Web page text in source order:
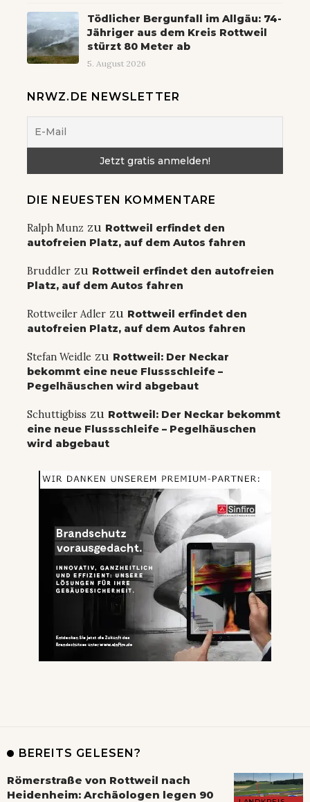
Tödlicher Bergunfall im Allgäu: 74-
Jähriger aus dem Kreis Rottweil
stürzt 80 Meter ab
5. August 2026
NRWZ.DE NEWSLETTER
DIE NEUESTEN KOMMENTARE
Ralph Munz zu Rottweil erfindet den
autofreien Platz, auf dem Autos fahren
Bruddler zu Rottweil erfindet den autofreien
Platz, auf dem Autos fahren
Rottweiler Adler zu Rottweil erfindet den
autofreien Platz, auf dem Autos fahren
Stefan Weidle zu Rottweil: Der Neckar
bekommt eine neue Flussschleife –
Pegelhäuschen wird abgebaut
Schuttigbiss zu Rottweil: Der Neckar bekommt
eine neue Flussschleife – Pegelhäuschen
wird abgebaut
BEREITS GELESEN?
Römerstraße von Rottweil nach
Heidenheim: Archäologen legen 90